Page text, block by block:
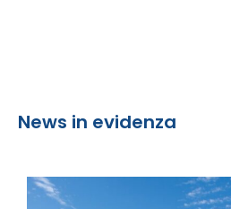
News in evidenza